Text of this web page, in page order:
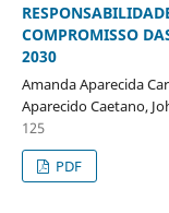
COMPROMISSO
2030
Amanda Aparecida
Aparecido Caetano,
125
PDF